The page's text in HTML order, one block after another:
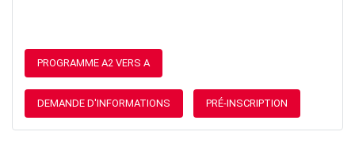
PROGRAMME A2 VERS A
DEMANDE D'INFORMATIONS PRÉ-INSCRIPTION